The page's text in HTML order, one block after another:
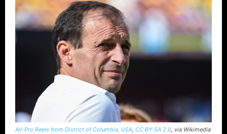
All-Pro Reels from District of Columbia, USA, CC BY-SA 2.0, via Wikimedia